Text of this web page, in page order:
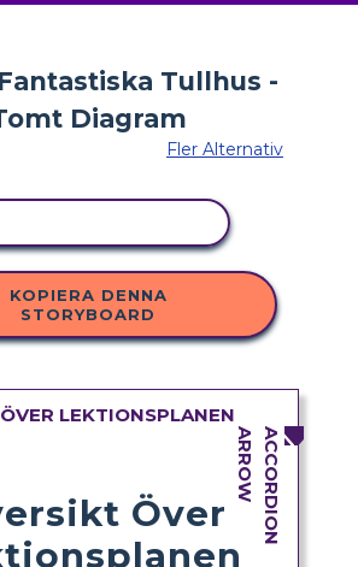
Fler Alternativ
KOPIERA DENNA
STORYBOARD
LEKTIONSPLANEN
Över